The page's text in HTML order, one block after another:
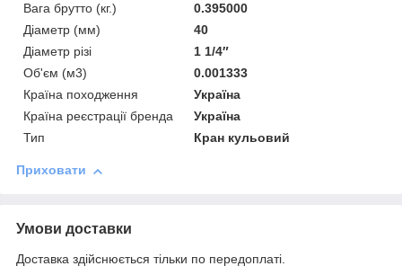
Вага брутто (кг.)
0.395000
Діаметр (мм)
40
Діаметр різі
1 1/4″
Об'єм (м3)
0.001333
Країна походження
Україна
Країна реєстрації бренда
Україна
Тип
Кран кульовий
Приховати
Умови доставки
Доставка здійснюється тільки по передоплаті.